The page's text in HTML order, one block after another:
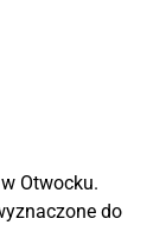
Otwocku.
do